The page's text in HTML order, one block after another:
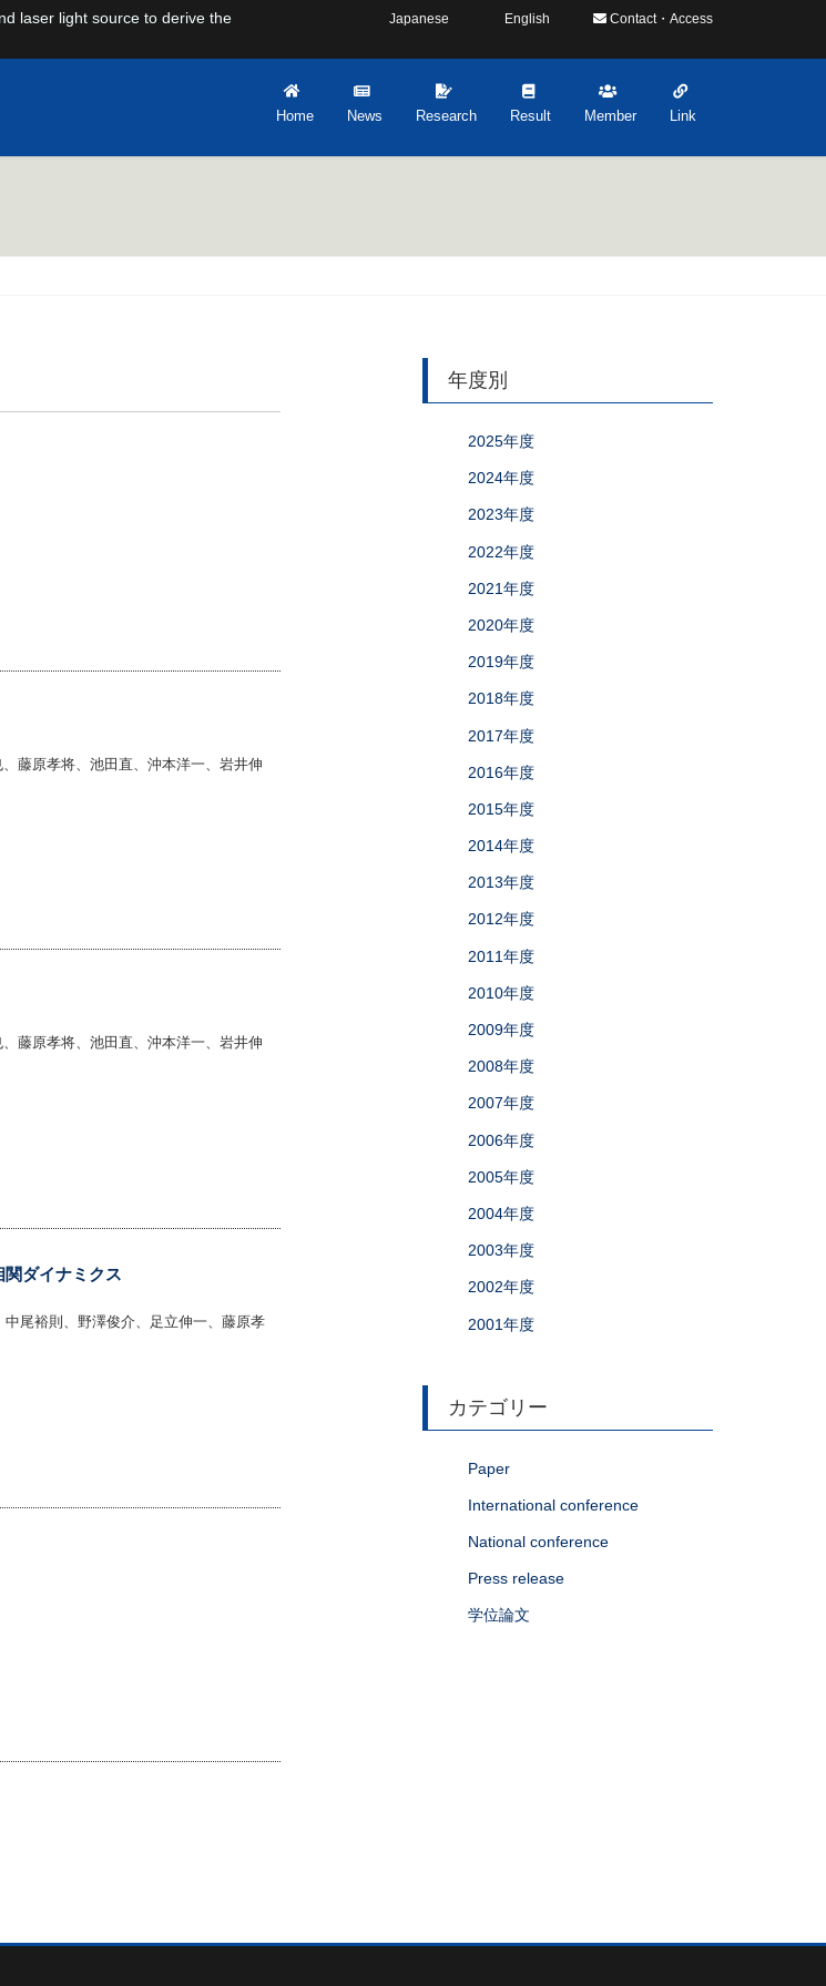
laser light source to derive the
Japanese English Contact・Access
Home News Research Result Member Link
藤原孝将、池田直、沖本洋一、岩井伸
藤原孝将、池田直、沖本洋一、岩井伸
ダイナミクス
尾裕則、野澤俊介、足立伸一、藤原孝
年度別
2025年度
2024年度
2023年度
2022年度
2021年度
2020年度
2019年度
2018年度
2017年度
2016年度
2015年度
2014年度
2013年度
2012年度
2011年度
2010年度
2009年度
2008年度
2007年度
2006年度
2005年度
2004年度
2003年度
2002年度
2001年度
カテゴリー
Paper
International conference
National conference
Press release
学位論文